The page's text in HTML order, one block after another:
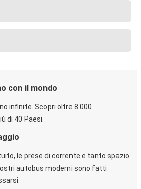
con il mondo
infinite. Scopri oltre 8.000
di 40 Paesi.
le prese di corrente e tanto spazio
autobus moderni sono fatti